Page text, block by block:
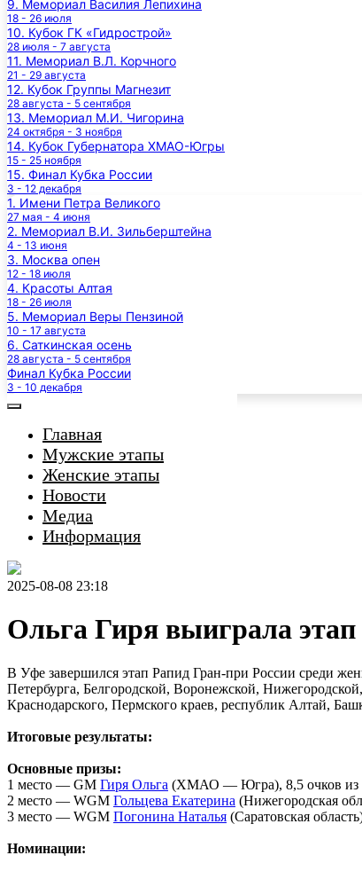
9. Мемориал Василия Лепихина
18 - 26 июля
10. Кубок ГК «Гидрострой»
28 июля - 7 августа
11. Мемориал В.Л. Корчного
21 - 29 августа
12. Кубок Группы Магнезит
28 августа - 5 сентября
13. Мемориал М.И. Чигорина
24 октября - 3 ноября
14. Кубок Губернатора ХМАО-Югры
15 - 25 ноября
15. Финал Кубка России
3 - 12 декабря
1. Имени Петра Великого
27 мая - 4 июня
2. Мемориал В.И. Зильберштейна
4 - 13 июня
3. Москва опен
12 - 18 июля
4. Красоты Алтая
18 - 26 июля
5. Мемориал Веры Пензиной
10 - 17 августа
6. Саткинская осень
28 августа - 5 сентября
Финал Кубка России
3 - 10 декабря
Главная
Мужские этапы
Женские этапы
Новости
Медиа
Информация
2025-08-08 23:18
Ольга Гиря выиграла
В Уфе завершился этап Рапид Гран-при России среди
Петербурга, Белгородской, Воронежской,
Краснодарского, Пермского краев, республик
Итоговые результаты:
Основные призы:
1 место — GM Гиря Ольга (ХМАО — Югра), 8,5 очков из
2 место — WGM Гольцева Екатерина (Нижегородская
3 место — WGM Погонина Наталья (Саратовская
Номинации: